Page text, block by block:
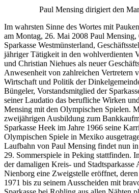
Paul Mensing dirigiert den
Im wahrsten Sinne des Wortes mit
am Montag, 26. Mai 2008 Paul Mensing,
Sparkasse Westmünsterland,
jähriger Tätigkeit in den wohlverdienten
und Christian Niehues als neuer
Anwesenheit von zahlreichen Vertretern
Wirtschaft und Politik der
Büngeler, Vorstandsmitglied der
seiner Laudatio das berufliche Wirken
Mensing mit den Olympischen Spielen.
zweijährigen Ausbildung zum
Sparkasse Heek im Jahre 1966 seine
Olympischen Spiele in Mexiko
Laufbahn von Paul Mensing findet nun
29. Sommerspiele in Peking stattfinden.
der damaligen Kreis- und
Nienborg eine Zweigstelle eröffnet,
1971 bis zu seinem Ausscheiden mit